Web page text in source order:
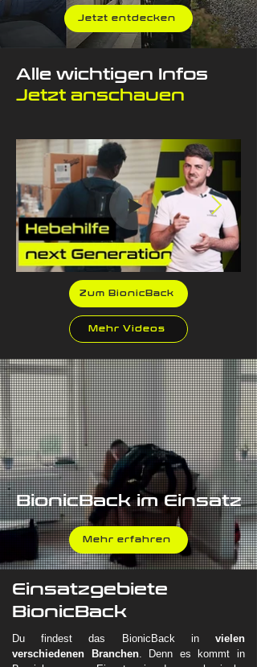
Jetzt entdecken
Alle wichtigen Infos
Jetzt anschauen
Zum BionicBack
Mehr Videos
BionicBack im Einsatz
Mehr erfahren
Einsatzgebiete
BionicBack
Du findest das BionicBack in vielen
verschiedenen Branchen. Denn es kommt in